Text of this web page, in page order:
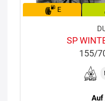
E
SP
155/
Auf